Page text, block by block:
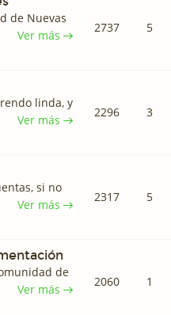
de Nuevas
Ver más
2737 5
linda, y
Ver más
2296 3
si no
Ver más
2317 5
de
Ver más
2060 1